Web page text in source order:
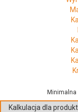
Kalkulacja dla